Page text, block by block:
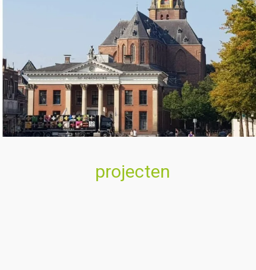
projecten